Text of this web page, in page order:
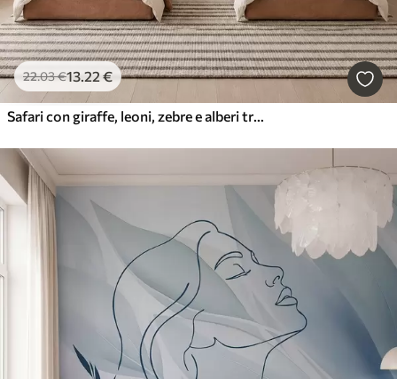
22.03€13.22 €
Safari con giraffe, leoni, zebre e alberi tropicali